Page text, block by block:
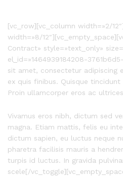
[vc_row][vc_column width=»2/
width=»8/
Contract» style=»text_only»
el_id=»1464939184208-
sit amet, consectetur adipiscing
ex quis finibus. Quisque
Proin ullamcorper eros ac
Vivamus eros nibh, dictum sed
magna. Etiam mattis, felis eu
dictum sapien, eu luctus neque
pharetra facilisis mauris a
turpis id luctus. In gravida
scele[/